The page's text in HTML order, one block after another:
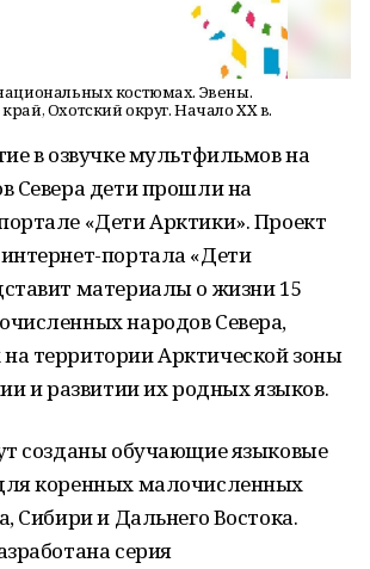
костюмах. Эвены.
Охотский округ. Начало XX в.
в озвучке мультфильмов на
Севера дети прошли на
«Дети Арктики». Проект
портала «Дети
материалы о жизни 15
народов Севера,
территории Арктической зоны
и развитии их родных языков.
созданы обучающие языковые
коренных малочисленных
Сибири и Дальнего Востока.
серия